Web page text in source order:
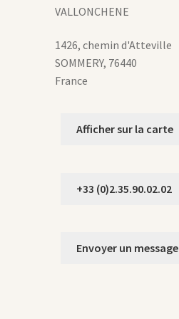
VALLONCHENE
1426, chemin d'Atteville
SOMMERY, 76440
France
Afficher sur la carte
+33 (0)2.35.90.02.02
Envoyer un message